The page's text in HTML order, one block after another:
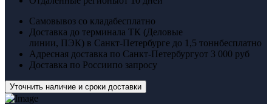
Самовывоз со кладабесплатно
Доставка до терминала ТК (Деловые
линии, ПЭК) в Санкт-Петербурге до 1,5 тоннбесплатно
Адресная доставка по Санкт-Петербургуот 3 000 руб
Доставка по Россиипо запросу
Уточнить наличие и сроки доставки